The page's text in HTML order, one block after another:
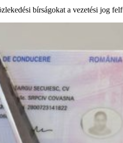
bírságokat a vezetési jog